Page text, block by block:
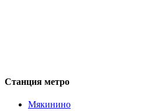
Станция метро
Мякинино